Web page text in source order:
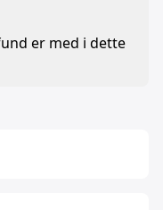
er med i dette